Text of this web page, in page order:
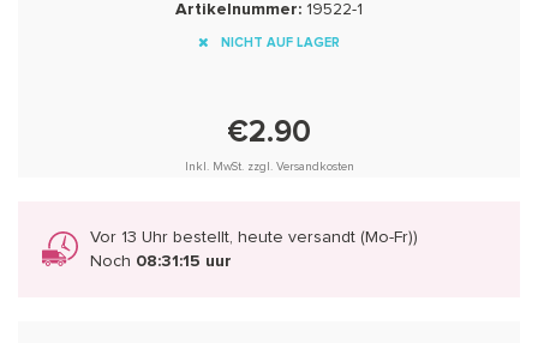
Artikelnummer: 19522-1
NICHT AUF LAGER
€2.90
Inkl. MwSt. zzgl. Versandkosten
Vor 13 Uhr bestellt, heute versandt (Mo-Fr))
Noch 08:31:15 uur